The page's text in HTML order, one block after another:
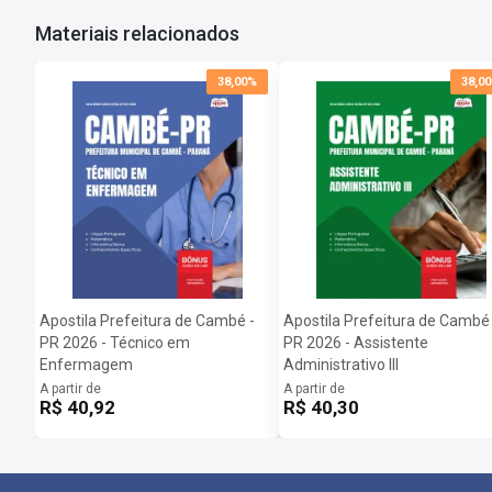
Materiais relacionados
38,00%
Apostila Prefeitura de Cambé -
PR 2026 - Técnico em
Enfermagem
A partir de
R$ 40,92
Apostila Prefeitura de Cambé
PR 2026 - Assistente
Administrativo III
A partir de
R$ 40,30